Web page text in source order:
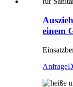
einem
Anfrage